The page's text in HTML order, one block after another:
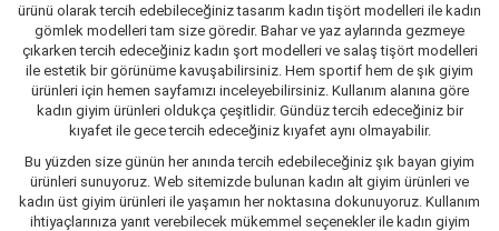
ürünü olarak tercih edebileceğiniz tasarım kadın tişört modelleri ile kadın
gömlek modelleri tam size göredir. Bahar ve yaz aylarında gezmeye
çıkarken tercih edeceğiniz kadın şort modelleri ve salaş tişört modelleri
ile estetik bir görünüme kavuşabilirsiniz. Hem sportif hem de şık giyim
ürünleri için hemen sayfamızı inceleyebilirsiniz. Kullanım alanına göre
kadın giyim ürünleri oldukça çeşitlidir. Gündüz tercih edeceğiniz bir
kıyafet ile gece tercih edeceğiniz kıyafet aynı olmayabilir.
Bu yüzden size günün her anında tercih edebileceğiniz şık bayan giyim
ürünleri sunuyoruz. Web sitemizde bulunan kadın alt giyim ürünleri ve
kadın üst giyim ürünleri ile yaşamın her noktasına dokunuyoruz. Kullanım
ihtiyaçlarınıza yanıt verebilecek mükemmel seçenekler ile kadın giyim